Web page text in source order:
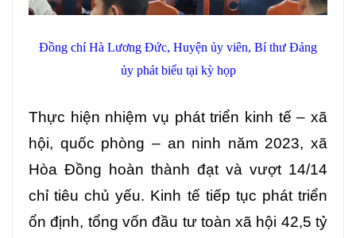
Đồng chí Hà Lương Đức, Huyện ủy viên, Bí thư Đảng
ủy phát biểu tại kỳ họp
Thực hiện nhiệm vụ phát triển kinh tế – xã
hội, quốc phòng – an ninh năm 2023, xã
Hòa Đồng hoàn thành đạt và vượt 14/14
chỉ tiêu chủ yếu. Kinh tế tiếp tục phát triển
ổn định, tổng vốn đầu tư toàn xã hội 42,5 tỷ